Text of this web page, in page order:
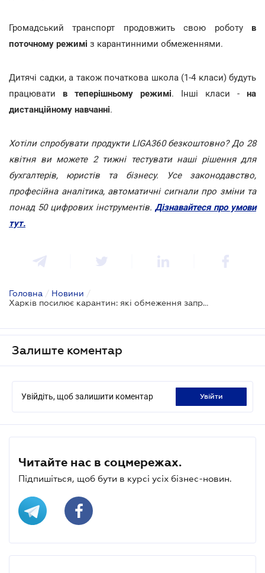
Громадський транспорт продовжить свою роботув
поточному режимі з карантинними обмеженнями.
Дитячі садки, а також початкова школа (1-4 класи) будуть
працювати в теперішньому режимі. Інші класи - на
дистанційному навчанні.
Хотіли спробувати продукти LIGA360 безкоштовно? До 28
квітня ви можете 2 тижні тестувати наші рішення для
бухгалтерів, юристів та бізнесу. Усе законодавство,
професійна аналітика, автоматичні сигнали про зміни та
понад 50 цифрових інструментів. Дізнавайтеся про умови
тут.
Головна / Новини /
Харків посилює карантин: які обмеження запроваджуються
Залиште коментар
Увійдіть, щоб залишити коментар увійти
Читайте нас в соцмережах.
Підпишіться, щоб бути в курсі усіх бізнес-новин.